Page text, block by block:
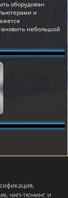
оборудован
и
небольшой
чип-тюнинг и